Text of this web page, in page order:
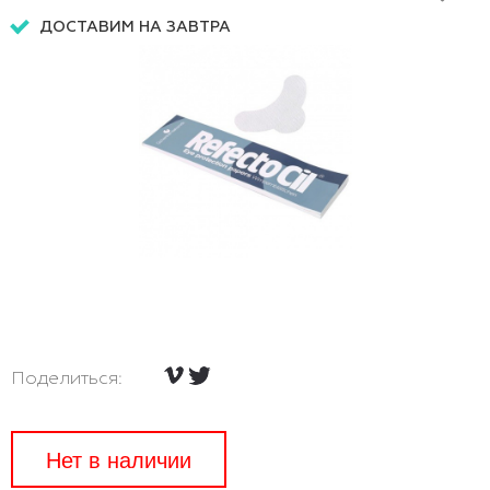
ДОСТАВИМ НА ЗАВТРА
Поделиться:
Нет в наличии